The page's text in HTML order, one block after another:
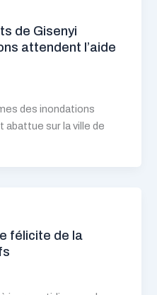
de Gisenyi
attendent l’aide
des inondations
abattue sur la ville de
félicite de la